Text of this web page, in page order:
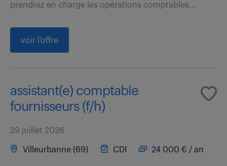
prendrez en charge les opérations comptables...
voir l'offre
assistant(e) comptable
fournisseurs (f/h)
29 juillet 2026
Villeurbanne (69) CDI 24 000 € / an